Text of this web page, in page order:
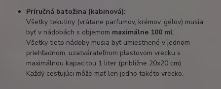
Príručná batožina (kabinová):
Všetky tekutiny (vrátane parfumov, krémov, gélov) musia
byť v nádobách s objemom maximálne 100 ml.
Všetky tieto nádoby musia byť umiestnené v jednom
priehľadnom, uzatvárateľnom plastovom vrecku s
maximálnou kapacitou 1 liter (približne 20x20 cm).
Každý cestujúci môže mať len jedno takéto vrecko.